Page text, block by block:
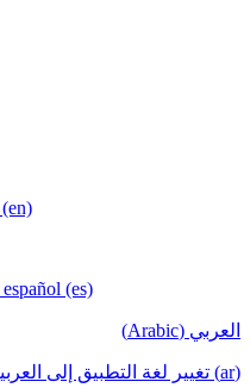
(es)
العربي (Arabic)
(ar) تغيير لغة التطبيق إلى العربية